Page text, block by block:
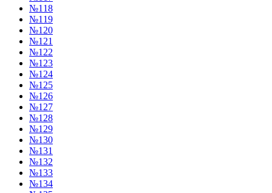
№118
№119
№120
№121
№122
№123
№124
№125
№126
№127
№128
№129
№130
№131
№132
№133
№134